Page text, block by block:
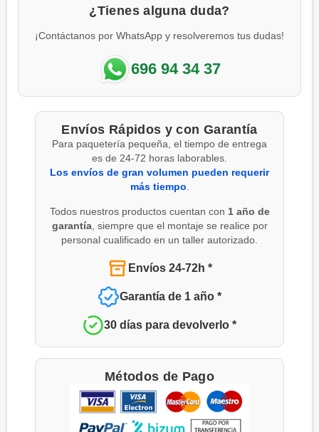
¿Tienes alguna duda?
¡Contáctanos por WhatsApp y resolveremos tus dudas!
696 94 34 37
Envíos Rápidos y con Garantía
Para paquetería pequeña, el tiempo de entrega
es de 24-72 horas laborables.
Los envíos de gran volumen pueden requerir
más tiempo
Todos nuestros productos cuentan con 1 año de
garantía, siempre que el montaje se realice por
personal cualificado en un taller autorizado.
Envíos 24-72h *
Garantía de 1 año *
30 días para devolverlo *
Métodos de Pago